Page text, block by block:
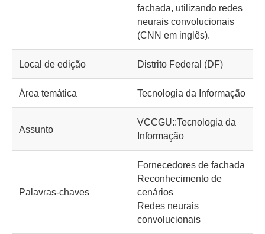
fachada, utilizando redes
neurais convolucionais
(CNN em inglês).
Local de edição Distrito Federal (DF)
Área temática Tecnologia da Informação
Assunto
VCCGU::Tecnologia da
Informação
Palavras-chaves
Fornecedores de fachada
Reconhecimento de
cenários
Redes neurais
convolucionais